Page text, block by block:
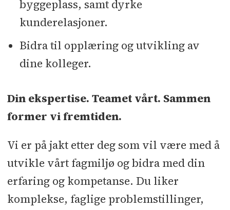
byggeplass, samt dyrke
kunderelasjoner.
Bidra til opplæring og utvikling av
dine kolleger.
Din ekspertise. Teamet vårt. Sammen
former vi fremtiden.
Vi er på jakt etter deg som vil være med å
utvikle vårt fagmiljø og bidra med din
erfaring og kompetanse. Du liker
komplekse, faglige problemstillinger,